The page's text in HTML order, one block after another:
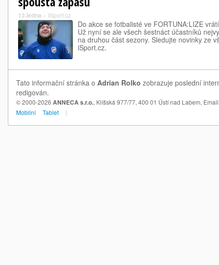
13.ledna » iSport.cz
Do akce se fotbalisté ve FORTUNA:LIZE
Už nyní se ale všech šestnáct účastníků
na druhou část sezony. Sledujte novinky ze
iSport.cz.
Tato informační stránka o Adrian Rolko zobrazuje poslední
redigován.
© 2000-2026 ANNECA s.r.o., Klíšská 977/77, 400 01 Ústí nad Labem,
Mobilní
Tablet |